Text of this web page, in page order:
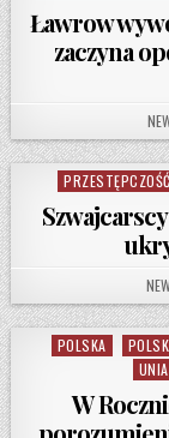
Ławrow
zaczyna
Posted in
PRZESTĘPCZOŚĆ
Posted in
POLSKA
W